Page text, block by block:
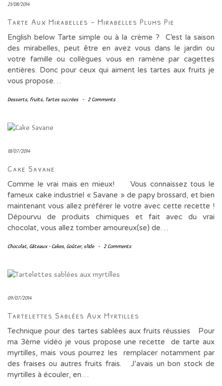
21/08/2014
Tarte Aux Mirabelles – Mirabelles Plums Pie
English below Tarte simple ou à la crème ? C’est la saison
des mirabelles, peut être en avez vous dans le jardin ou
votre famille ou collègues vous en ramène par cagettes
entières. Donc pour ceux qui aiment les tartes aux fruits je
vous propose…
Desserts, fruits, Tartes sucrées - 2 Comments
18/07/2014
Cake Savane
Comme le vrai mais en mieux! Vous connaissez tous le
fameux cake industriel « Savane » de papy brossard, et bien
maintenant vous allez préférer le votre avec cette recette !
Dépourvu de produits chimiques et fait avec du vrai
chocolat, vous allez tomber amoureux(se) de…
Chocolat, Gâteaux - Cakes, Goûter, slide - 2 Comments
09/07/2014
Tartelettes Sablées Aux Myrtilles
Technique pour des tartes sablées aux fruits réussies Pour
ma 3ème vidéo je vous propose une recette de tarte aux
myrtilles, mais vous pourrez les remplacer notamment par
des fraises ou autres fruits frais. J’avais un bon stock de
myrtilles à écouler, en…